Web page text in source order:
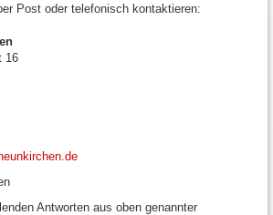
Post oder telefonisch kontaktieren:
16
Antworten aus oben genannter